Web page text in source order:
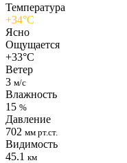
Температура
+34°C
Ясно
Ощущается
+33°C
Ветер
3 м/с
Влажность
15 %
Давление
702 мм рт.ст.
Видимость
45.1 км